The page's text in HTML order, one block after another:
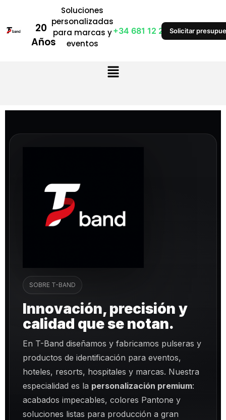
20
Años
Soluciones
personalizadas
para marcas y
eventos
+34 681 12 28 53Solicitar
SOBRE T-BAND
Innovación, precisión y
calidad que se notan.
En T-Band diseñamos y fabricamos pulseras y
productos de identificación para eventos,
hoteles, resorts, hospitales y marcas. Nuestra
especialidad es la personalización premium:
acabados impecables, colores Pantone y
soluciones listas para producción a gran